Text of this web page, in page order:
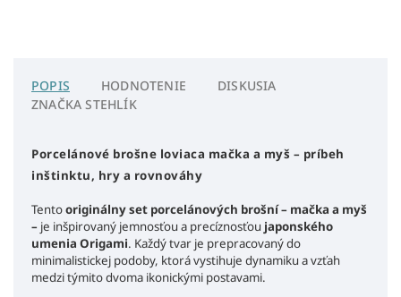
POPIS HODNOTENIE
DISKUSIA
ZNAČKA STEHLÍK
Porcelánové brošne loviaca mačka a myš – príbeh
inštinktu, hry a rovnováhy
Tentooriginálny set porcelánových brošní – mačka a myš
– je inšpirovaný jemnosťou a precíznosťou japonského
umenia Origami. Každý tvar je prepracovaný do
minimalistickej podoby, ktorá vystihuje dynamiku a vzťah
medzi týmito dvoma ikonickými postavami.